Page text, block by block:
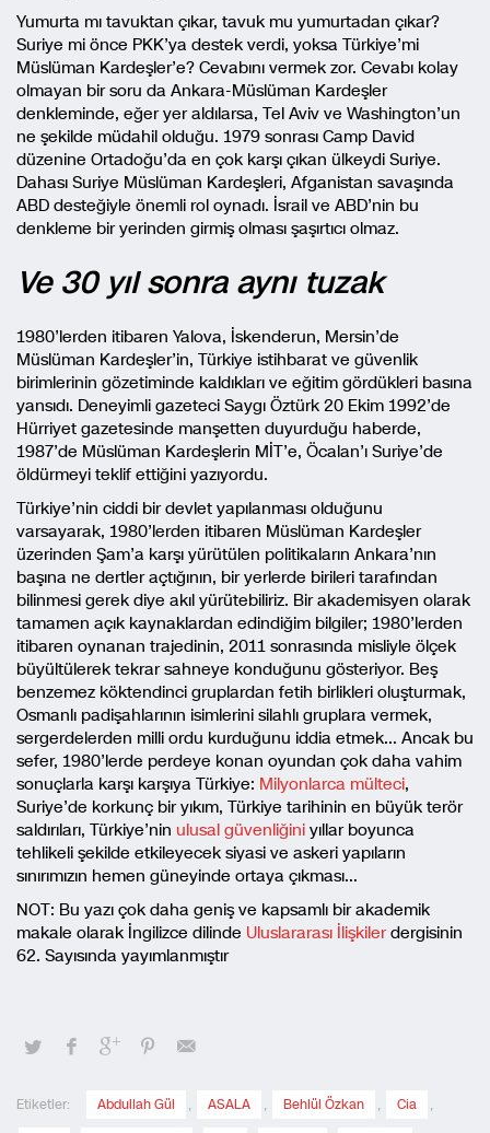
Yumurta mı tavuktan çıkar, tavuk mu yumurtadan çıkar?
Suriye mi önce PKK’ya destek verdi, yoksa Türkiye’mi
Müslüman Kardeşler’e? Cevabını vermek zor. Cevabı kolay
olmayan bir soru da Ankara-Müslüman Kardeşler
denkleminde, eğer yer aldılarsa, Tel Aviv ve Washington’un
ne şekilde müdahil olduğu. 1979 sonrası Camp David
düzenine Ortadoğu’da en çok karşı çıkan ülkeydi Suriye.
Dahası Suriye Müslüman Kardeşleri, Afganistan savaşında
ABD desteğiyle önemli rol oynadı. İsrail ve ABD’nin bu
denkleme bir yerinden girmiş olması şaşırtıcı olmaz.
Ve 30 yıl sonra aynı tuzak
1980’lerden itibaren Yalova, İskenderun, Mersin’de
Müslüman Kardeşler’in, Türkiye istihbarat ve güvenlik
birimlerinin gözetiminde kaldıkları ve eğitim gördükleri basına
yansıdı. Deneyimli gazeteci Saygı Öztürk 20 Ekim 1992’de
Hürriyet gazetesinde manşetten duyurduğu haberde,
1987’de Müslüman Kardeşlerin MİT’e, Öcalan’ı Suriye’de
öldürmeyi teklif ettiğini yazıyordu.
Türkiye’nin ciddi bir devlet yapılanması olduğunu
varsayarak, 1980’lerden itibaren Müslüman Kardeşler
üzerinden Şam’a karşı yürütülen politikaların Ankara’nın
başına ne dertler açtığının, bir yerlerde birileri tarafından
bilinmesi gerek diye akıl yürütebiliriz. Bir akademisyen olarak
tamamen açık kaynaklardan edindiğim bilgiler; 1980’lerden
itibaren oynanan trajedinin, 2011 sonrasında misliyle ölçek
büyültülerek tekrar sahneye konduğunu gösteriyor. Beş
benzemez köktendinci gruplardan fetih birlikleri oluşturmak,
Osmanlı padişahlarının isimlerini silahlı gruplara vermek,
sergerdelerden milli ordu kurduğunu iddia etmek… Ancak bu
sefer, 1980’lerde perdeye konan oyundan çok daha vahim
sonuçlarla karşı karşıya Türkiye: Milyonlarca mülteci,
Suriye’de korkunç bir yıkım, Türkiye tarihinin en büyük terör
saldırıları, Türkiye’nin ulusal güvenliğini yıllar boyunca
tehlikeli şekilde etkileyecek siyasi ve askeri yapıların
sınırımızın hemen güneyinde ortaya çıkması…
NOT: Bu yazı çok daha geniş ve kapsamlı bir akademik
makale olarak İngilizce dilinde Uluslararası İlişkilerdergisinin
62. Sayısında yayımlanmıştır
Etiketler: Abdullah Gül , ASALA , Behlül Özkan , Cia ,